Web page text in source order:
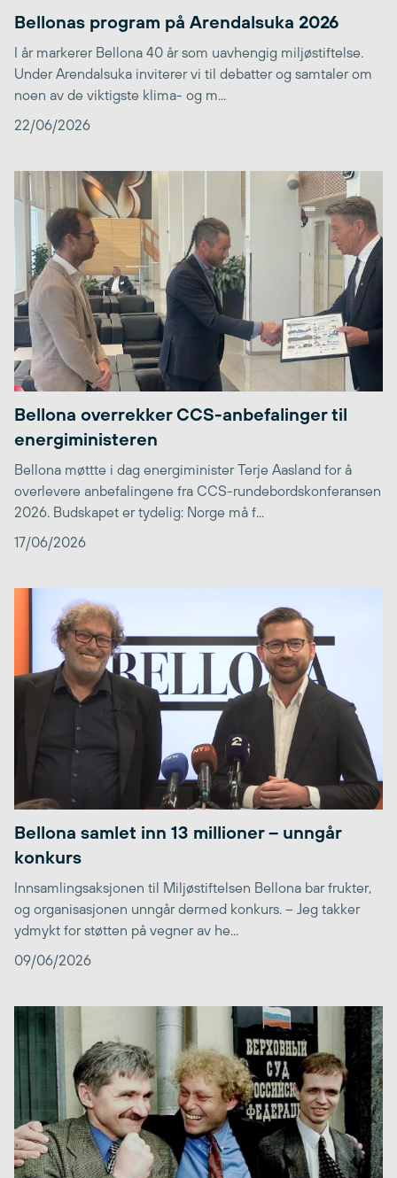
Bellonas program på Arendalsuka 2026
I år markerer Bellona 40 år som uavhengig miljøstiftelse.
Under Arendalsuka inviterer vi til debatter og samtaler om
noen av de viktigste klima- og m...
22/06/2026
Bellona overrekker CCS-anbefalinger til
energiministeren
Bellona møttte i dag energiminister Terje Aasland for å
overlevere anbefalingene fra CCS-rundebordskonferansen
2026. Budskapet er tydelig: Norge må f...
17/06/2026
Bellona samlet inn 13 millioner – unngår
konkurs
Innsamlingsaksjonen til Miljøstiftelsen Bellona bar frukter,
og organisasjonen unngår dermed konkurs. – Jeg takker
ydmykt for støtten på vegner av he...
09/06/2026